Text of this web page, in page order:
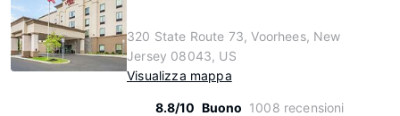
320 State Route 73, Voorhees, New
Jersey 08043, US
Visualizza mappa
8.8/10 Buono 1008 recensioni